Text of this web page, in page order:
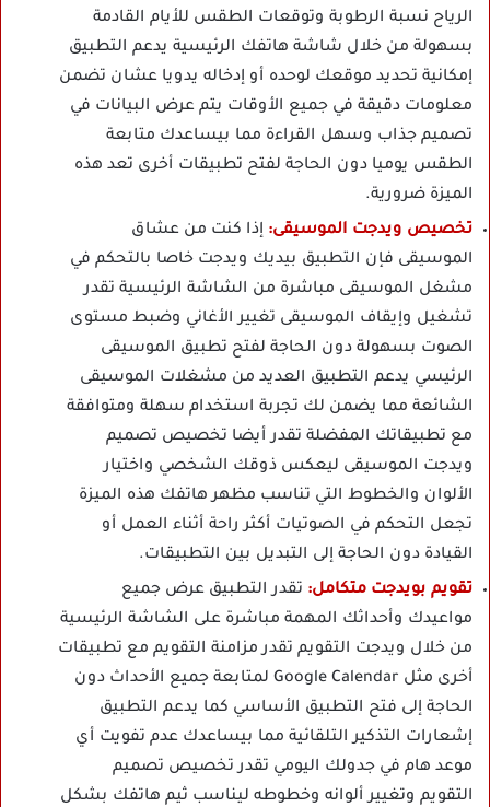
الرياح نسبة الرطوبة وتوقعات الطقس للأيام القادمة
بسهولة من خلال شاشة هاتفك الرئيسية يدعم التطبيق
إمكانية تحديد موقعك لوحده أو إدخاله يدويا عشان تضمن
معلومات دقيقة في جميع الأوقات يتم عرض البيانات في
تصميم جذاب وسهل القراءة مما بيساعدك متابعة
الطقس يوميا دون الحاجة لفتح تطبيقات أخرى تعد هذه
الميزة ضرورية.
تخصيص ويدجت الموسيقى: إذا كنت من عشاق
الموسيقى فإن التطبيق بيديك ويدجت خاصا بالتحكم في
مشغل الموسيقى مباشرة من الشاشة الرئيسية تقدر
تشغيل وإيقاف الموسيقى تغيير الأغاني وضبط مستوى
الصوت بسهولة دون الحاجة لفتح تطبيق الموسيقى
الرئيسي يدعم التطبيق العديد من مشغلات الموسيقى
الشائعة مما يضمن لك تجربة استخدام سهلة ومتوافقة
مع تطبيقاتك المفضلة تقدر أيضا تخصيص تصميم
ويدجت الموسيقى ليعكس ذوقك الشخصي واختيار
الألوان والخطوط التي تناسب مظهر هاتفك هذه الميزة
تجعل التحكم في الصوتيات أكثر راحة أثناء العمل أو
القيادة دون الحاجة إلى التبديل بين التطبيقات.
تقويم بويدجت متكامل: تقدر التطبيق عرض جميع
مواعيدك وأحداثك المهمة مباشرة على الشاشة الرئيسية
من خلال ويدجت التقويم تقدر مزامنة التقويم مع تطبيقات
أخرى مثل Google Calendar لمتابعة جميع الأحداث دون
الحاجة إلى فتح التطبيق الأساسي كما يدعم التطبيق
إشعارات التذكير التلقائية مما بيساعدك عدم تفويت أي
موعد هام في جدولك اليومي تقدر تخصيص تصميم
التقويم وتغيير ألوانه وخطوطه ليناسب ثيم هاتفك بشكل